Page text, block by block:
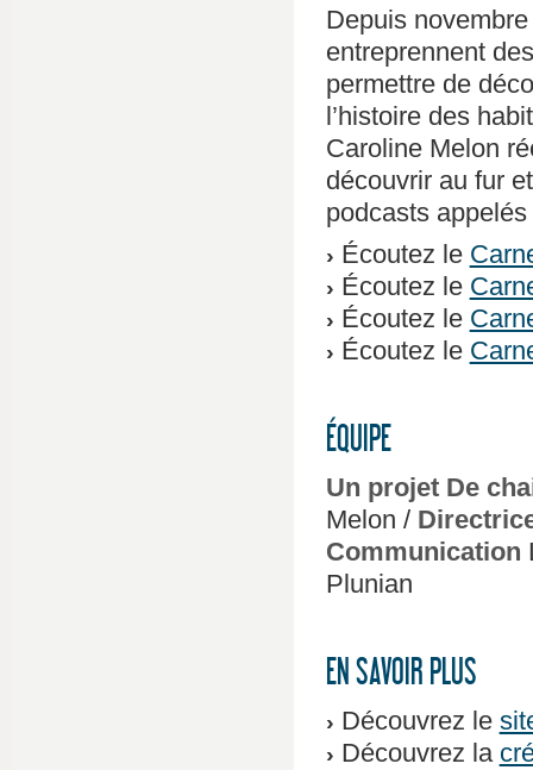
Depuis
entreprennent
permettre de
l’histoire des
Caroline Melon
découvrir au fur
podcasts
Écoutez le
Écoutez le
Écoutez le
Écoutez le
ÉQUIPE
Un projet De
Melon /
Communication
Plunian
EN SAVOIR PLUS
Découvrez le
Découvrez la